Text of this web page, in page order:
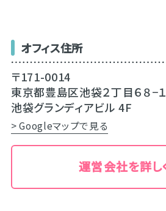
オフィス住所
〒171-0014
東京都豊島区池袋２丁目６８−
池袋グランディアビル 4F
> Googleマップで見る
運営会社を詳し